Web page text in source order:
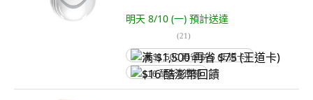
明天 8/10 (一) 預計送達
(21)
满 $1,500 再省 $75 (王道卡)
$16 酷澎幣回饋